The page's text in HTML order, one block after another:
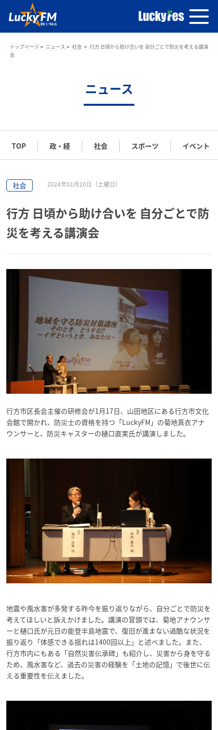
トップページ ニュース 社会
行方 日頃から助け合いを 自分ごとで防災を考える講演
会
ニュース
TOP 政・経 社会 スポーツ イベント
社会 2024年01月20日（土曜日）
行方 日頃から助け合いを 自分ごとで防
災を考える講演会
行方市区長会主催の研修会が1月17日、山田地区にある行方市文化
会館で開かれ、防災士の資格を持つ「LuckyFM」の菊地真衣アナ
ウンサーと、防災キャスターの樋口直実氏が講演しました。
地震や風水害が多発する昨今を振り返りながら、自分ごとで防災を
考えてほしいと訴えかけました。講演の冒頭では、菊地アナウンサ
ーと樋口氏が元日の能登半島地震で、復旧が進まない過酷な状況を
振り返り「体感できる揺れは1400回以上」と述べました。また、
行方市内にもある「自然災害伝承碑」も紹介し、災害から身を守る
ため、風水害など、過去の災害の経験を「土地の記憶」で後世に伝
える重要性を伝えました。